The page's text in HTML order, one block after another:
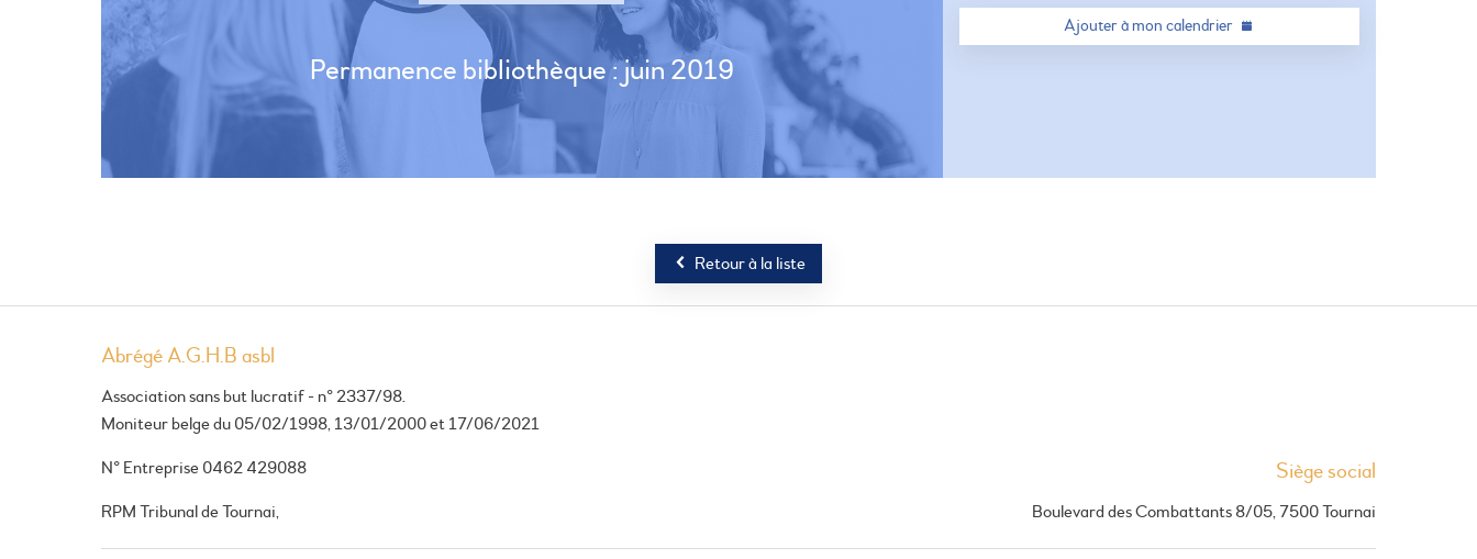
Permanence bibliothèque : juin 2019
Ajouter à mon calendrier
Retour à la liste
Abrégé A.G.H.B asbl
Association sans but lucratif - n° 2337/98.
Moniteur belge du 05/02/1998, 13/01/2000 et 17/06/2021
N° Entreprise 0462 429088
RPM Tribunal de Tournai,
Siège social
Boulevard des Combattants 8/05, 7500 Tournai